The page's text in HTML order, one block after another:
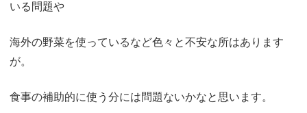
いる問題や
海外の野菜を使っているなど色々と不安な所はあります
が。
食事の補助的に使う分には問題ないかなと思います。